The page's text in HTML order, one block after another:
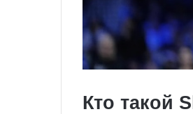
Кто такой